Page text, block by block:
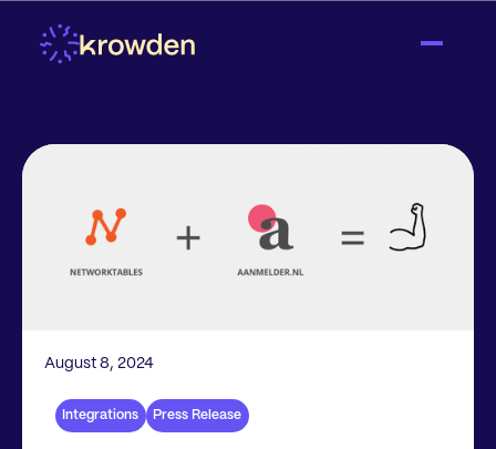
August 8, 2024
Integrations Press Release